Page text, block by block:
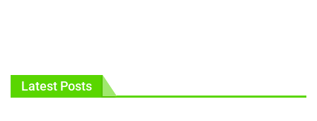
Latest Posts